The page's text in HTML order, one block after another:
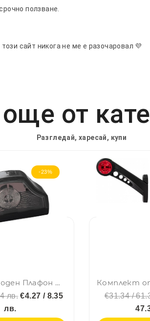
ползване.
сайт никога не ме е разочаровал 💜
от
Разгледай, харесай, купи
-23%
LED Лед Диоден Плафон Oсветление за Регистрационен Номер ,24V, За Ремарке, Бус, Каравана, Платформа, Черен
лв. €4.27 / 8.35
лв.
€31.34 /